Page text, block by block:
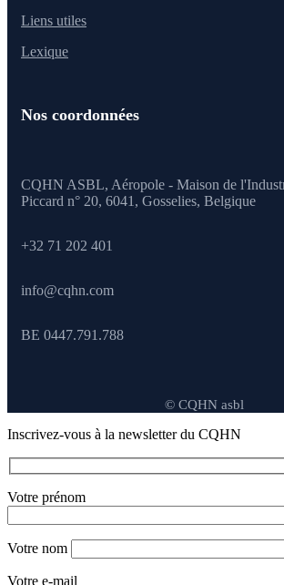
Liens utiles
Lexique
Nos coordonnées
CQHN ASBL, Aéropole - Maison de
Piccard n° 20, 6041, Gosselies, Belgique
+32 71 202 401
info@cqhn.com
BE 0447.791.788
© CQHN asbl
Inscrivez-vous à la newsletter du CQHN
Votre prénom
Votre nom
Votre e-mail